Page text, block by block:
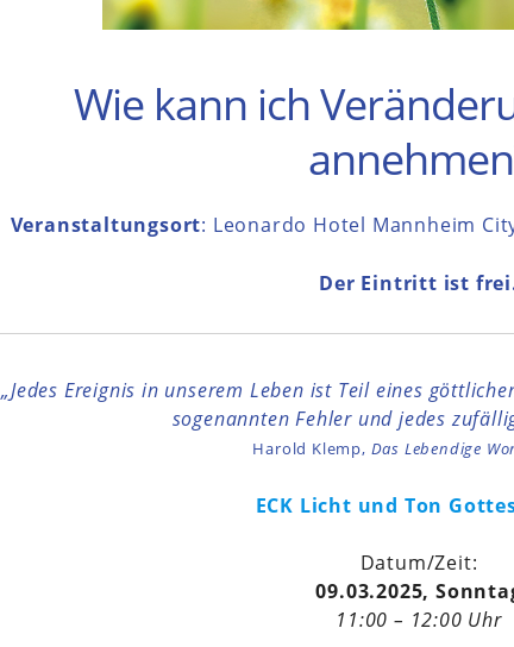
Wie kann ich
Veranstaltungsort: Leonardo Hotel Mannheim
Der Eintritt ist
„Jedes Ereignis in unserem Leben ist Teil eines
sogenannten Fehler und jedes
Harold Klemp, Das Lebendige
ECK Licht und Ton
Datum/Zeit:
09.03.2025,
11:00 – 12:00 Uhr